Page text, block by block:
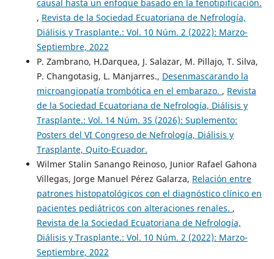
causal hasta un enfoque basado en la fenotipificación.
, Revista de la Sociedad Ecuatoriana de Nefrología,
Diálisis y Trasplante.: Vol. 10 Núm. 2 (2022): Marzo-
Septiembre, 2022
P. Zambrano, H.Darquea, J. Salazar, M. Pillajo, T. Silva,
P. Changotasig, L. Manjarres., Desenmascarando la
microangiopatía trombótica en el embarazo. , Revista
de la Sociedad Ecuatoriana de Nefrología, Diálisis y
Trasplante.: Vol. 14 Núm. 3S (2026): Suplemento:
Posters del VI Congreso de Nefrología, Diálisis y
Trasplante, Quito-Ecuador.
Wilmer Stalin Sanango Reinoso, Junior Rafael Gahona
Villegas, Jorge Manuel Pérez Galarza, Relación entre
patrones histopatológicos con el diagnóstico clínico en
pacientes pediátricos con alteraciones renales. ,
Revista de la Sociedad Ecuatoriana de Nefrología,
Diálisis y Trasplante.: Vol. 10 Núm. 2 (2022): Marzo-
Septiembre, 2022